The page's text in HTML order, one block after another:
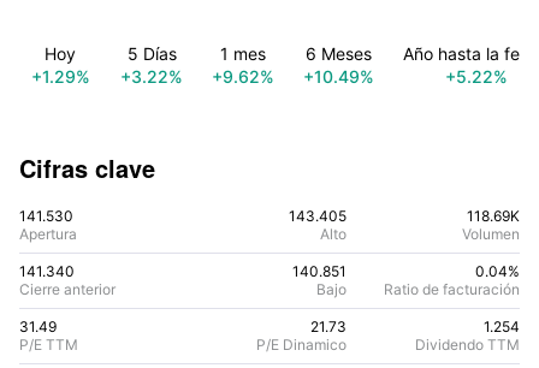
Hoy
+1.29%
5 Días
+3.22%
1 mes
+9.62%
6 Meses
+10.49%
Año hasta la
+5.22%
Cifras clave
141.530
Apertura
143.405
Alto
118.69K
Volumen
31.49
P/E TTM
21.73
P/E Dinamico
1.254
Dividendo TTM
0.04%
Ratio de facturación
141.340
Cierre anterior
140.851
Bajo